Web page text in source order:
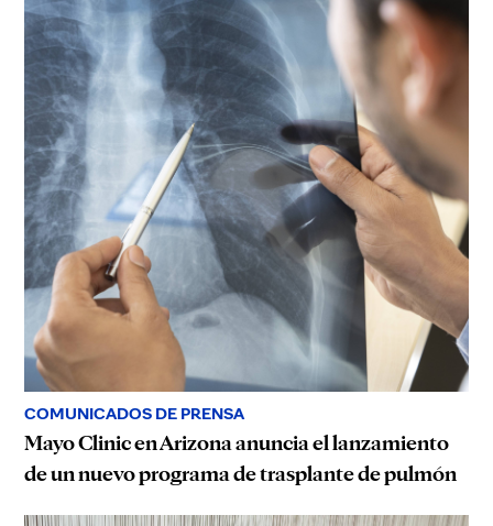
COMUNICADOS DE PRENSA
Mayo Clinic en Arizona anuncia el lanzamiento
de un nuevo programa de trasplante de pulmón